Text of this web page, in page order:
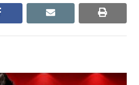
facebook email print